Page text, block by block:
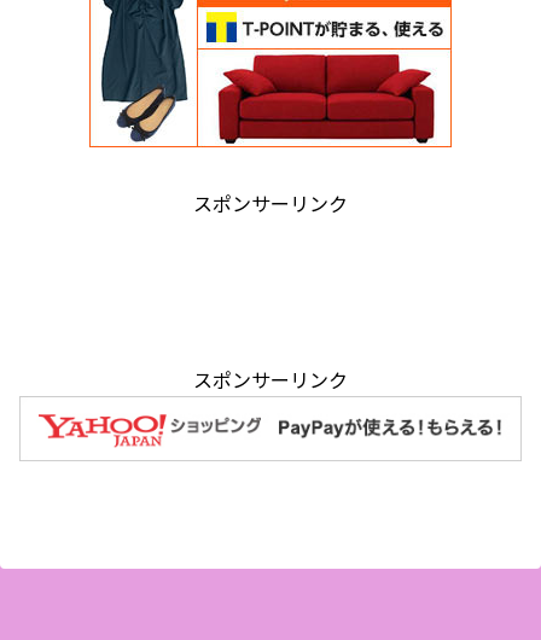
スポンサーリンク
スポンサーリンク